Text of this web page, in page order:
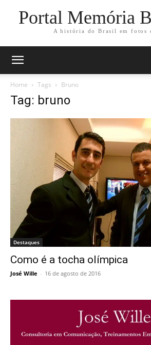
Portal Memória
A história do Brasil em fotos
Home Tags Bruno
Tag: bruno
Destaques
Como é a tocha olímpica
José Wille - 16 de agosto de 2016